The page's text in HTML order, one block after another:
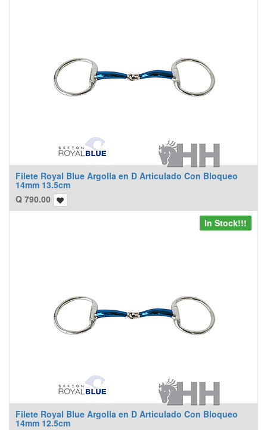
Filete Royal Blue Argolla en D Articulado Con Bloqueo
14mm 13.5cm
Q 790.00
Filete Royal Blue Argolla en D Articulado Con Bloqueo
14mm 12.5cm
In Stock!!!